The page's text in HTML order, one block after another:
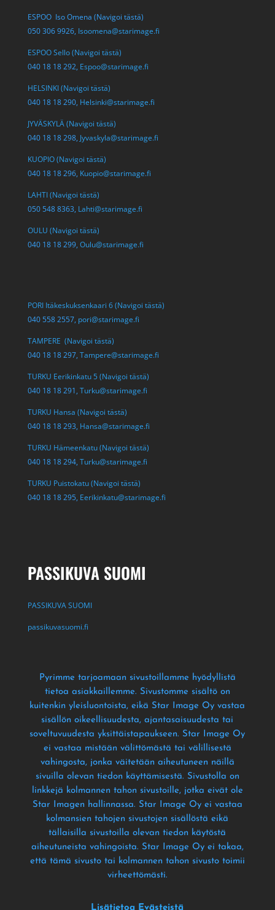
ESPOO Iso Omena (Navigoi tästä)
050 306 9926, Isoomena@starimage.fi
ESPOO Sello (Navigoi tästä)
040 18 18 292, Espoo@starimage.fi
HELSINKI (Navigoi tästä)
040 18 18 290, Helsinki@starimage.fi
JYVÄSKYLÄ (Navigoi tästä)
040 18 18 298, Jyvaskyla@starimage.fi
KUOPIO (Navigoi tästä)
040 18 18 296, Kuopio@starimage.fi
LAHTI (Navigoi tästä)
050 548 8363, Lahti@starimage.fi
OULU (Navigoi tästä)
040 18 18 299, Oulu@starimage.fi
PORI Itäkeskuksenkaari 6 (Navigoi tästä)
040 558 2557, pori@starimage.fi
TAMPERE (Navigoi tästä)
040 18 18 297, Tampere@starimage.fi
TURKU Eerikinkatu 5 (Navigoi tästä)
040 18 18 291, Turku@starimage.fi
TURKU Hansa (Navigoi tästä)
040 18 18 293, Hansa@starimage.fi
TURKU Hämeenkatu (Navigoi tästä)
040 18 18 294, Turku@starimage.fi
TURKU Puistokatu (Navigoi tästä)
040 18 18 295, Eerikinkatu@starimage.fi
PASSIKUVA SUOMI
PASSIKUVA SUOMI
passikuvasuomi.fi
Pyrimme tarjoamaan sivustoillamme hyödyllistä
tietoa asiakkaillemme. Sivustomme sisältö on
kuitenkin yleisluontoista, eikä Star Image Oy vastaa
sisällön oikeellisuudesta, ajantasaisuudesta tai
soveltuvuudesta yksittäistapaukseen. Star Image Oy
ei vastaa mistään välittömästä tai välillisestä
vahingosta, jonka väitetään aiheutuneen näillä
sivuilla olevan tiedon käyttämisestä. Sivustolla on
linkkejä kolmannen tahon sivustoille, jotka eivät ole
Star Imagen hallinnassa. Star Image Oy ei vastaa
kolmansien tahojen sivustojen sisällöstä eikä
tällaisilla sivustoilla olevan tiedon käytöstä
aiheutuneista vahingoista. Star Image Oy ei takaa,
että tämä sivusto tai kolmannen tahon sivusto toimii
virheettömästi.
Lisätietoa Evästeistä